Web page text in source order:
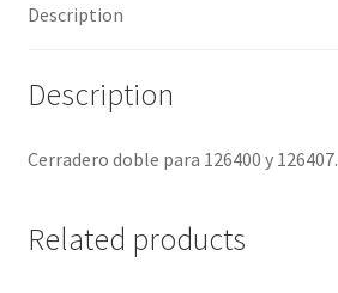
Description
Description
Cerradero doble para 126400 y 126407.
Related products